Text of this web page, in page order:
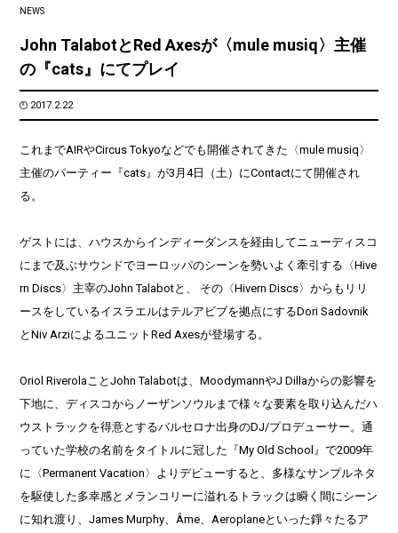
NEWS
John TalabotとRed Axesが〈mule musiq〉主催
の『cats』にてプレイ
2017.2.22
これまでAIRやCircus Tokyoなどでも開催されてきた〈mule musiq〉
主催のパーティー『cats』が3月4日（土）にContactにて開催され
る。
ゲストには、ハウスからインディーダンスを経由してニューディスコ
にまで及ぶサウンドでヨーロッパのシーンを勢いよく牽引する〈Hive
rn Discs〉主宰のJohn Talabotと、 その〈Hivern Discs〉からもリリ
ースをしているイスラエルはテルアビブを拠点にするDori Sadovnik
とNiv ArziによるユニットRed Axesが登場する。
Oriol RiverolaことJohn Talabotは、MoodymannやJ Dillaからの影響を
下地に、ディスコからノーザンソウルまで様々な要素を取り込んだハ
ウストラックを得意とするバルセロナ出身のDJ/プロデューサー。通
っていた学校の名前をタイトルに冠した『My Old School』で2009年
に〈Permanent Vacation〉よりデビューすると、多様なサンプルネタ
を駆使した多幸感とメランコリーに溢れるトラックは瞬く間にシーン
に知れ渡り、James Murphy、Âme、Aeroplaneといった錚々たるア